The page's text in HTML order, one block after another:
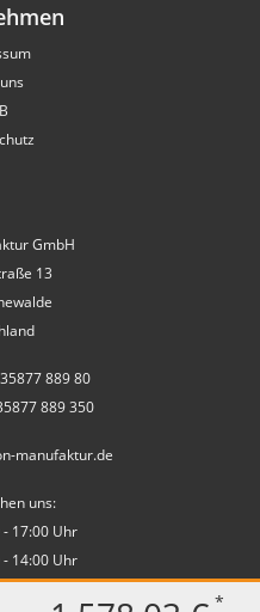
*
GmbH
13
889 80
889 350
manufaktur.de
uns:
- 17:00 Uhr
- 14:00 Uhr